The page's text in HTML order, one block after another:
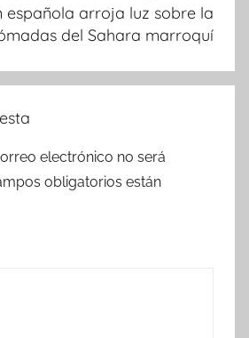
española arroja luz sobre la
del Sahara marroquí
electrónico no será
obligatorios están